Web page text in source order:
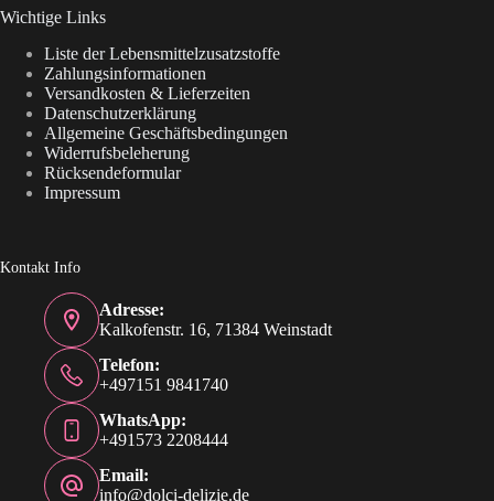
Wichtige Links
Liste der Lebensmittelzusatzstoffe
Zahlungsinformationen
Versandkosten & Lieferzeiten
Datenschutzerklärung
Allgemeine Geschäftsbedingungen
Widerrufsbeleherung
Rücksendeformular
Impressum
Kontakt Info
Adresse:
Kalkofenstr. 16, 71384 Weinstadt
Telefon:
+497151 9841740
WhatsApp:
+491573 2208444
Email:
info@dolci-delizie.de